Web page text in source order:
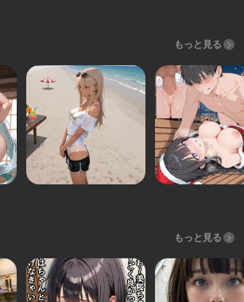
もっと見る
もっと見る